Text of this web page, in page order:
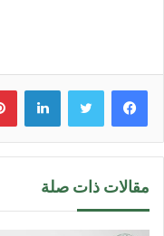
مقالات ذات صلة